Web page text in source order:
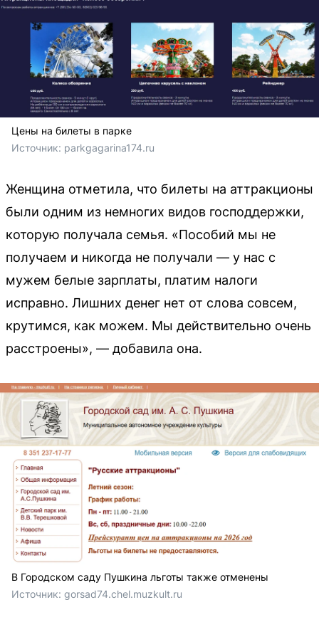
Цены на билеты в парке
Источник: parkgagarina174.ru
Женщина отметила, что билеты на аттракционы
были одним из немногих видов господдержки,
которую получала семья. «Пособий мы не
получаем и никогда не получали — у нас с
мужем белые зарплаты, платим налоги
исправно. Лишних денег нет от слова совсем,
крутимся, как можем. Мы действительно очень
расстроены», — добавила она.
В Городском саду Пушкина льготы также отменены
Источник: gorsad74.chel.muzkult.ru